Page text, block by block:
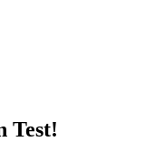
Test!